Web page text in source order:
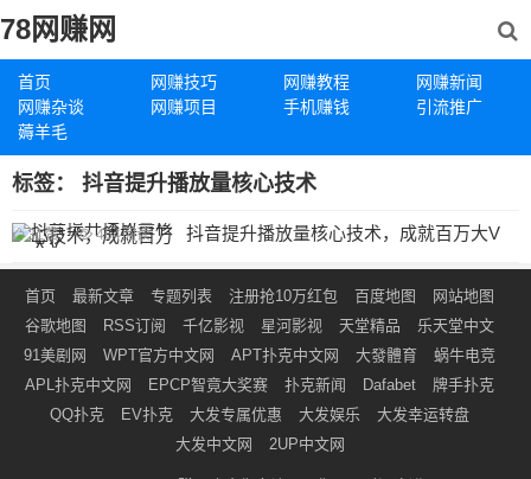
78网赚网
首页 网赚技巧 网赚教程
网赚新闻
网赚杂谈
网赚项目 手机赚钱
引流推广
薅羊毛
标签： 抖音提升播放量核心技术
抖音提升播放量核心技术，成就百万大V
31赞 464阅读
首页 最新文章 专题列表 注册抢10万红包 百度地图
网站地图
谷歌地图
RSS订阅 千亿影视 星河影视 天堂精品
乐天堂中文
91美剧网
WPT官方中文网 APT扑克中文网 大發體育
蜗牛电竞
APL扑克中文网
EPCP智竟大奖赛 扑克新闻 Dafabet
牌手扑克
QQ扑克
EV扑克 大发专属优惠 大发娱乐
大发幸运转盘
大发中文网
2UP中文网